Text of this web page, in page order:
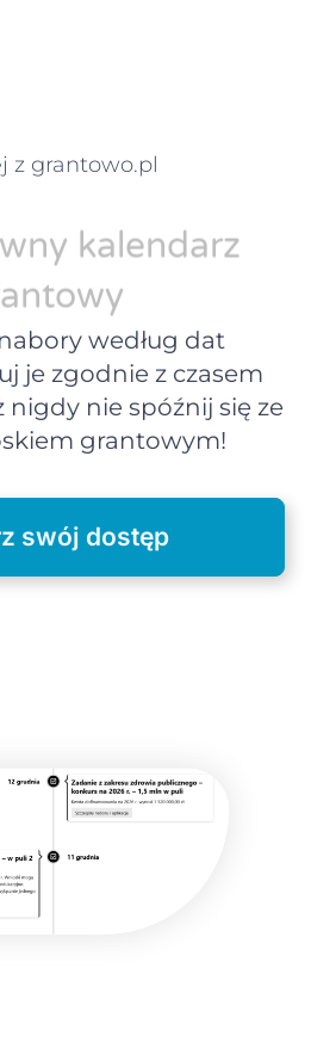
z grantowo.pl
kalendarz
według dat
je zgodnie z czasem
nigdy nie spóźnij się ze
grantowym!
swój dostęp